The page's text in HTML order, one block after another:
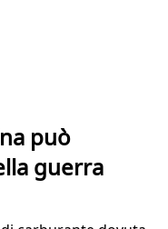
può
guerra